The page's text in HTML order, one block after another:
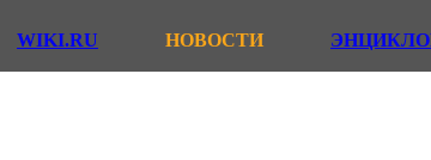
WIKI.RU НОВОСТИ